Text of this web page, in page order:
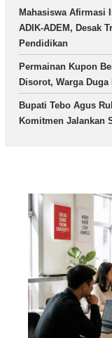
Mahasiswa Afirmasi
ADIK-ADEM, Desak
Pendidikan
Permainan Kupon
Disorot, Warga
Bupati Tebo Agus
Komitmen Jalankan